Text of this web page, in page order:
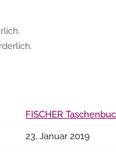
FISCHER
23. Januar 2019